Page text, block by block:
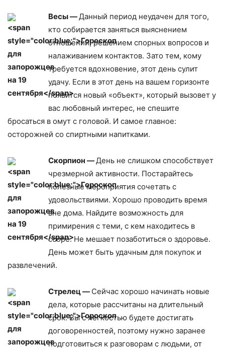
Весы —Данный период неудачен для того,
кто собирается заняться выяснением
отношений, решением спорных вопросов и
налаживанием контактов. Зато тем, кому
требуется вдохновение, этот день сулит
удачу. Если в этот день на вашем горизонте
появится новый «объект», который вызовет у
вас любовный интерес, не спешите
бросаться в омут с головой. И самое главное:
осторожней со спиртными напитками.
Скорпион —День не слишком способствует
чрезмерной активности. Постарайтесь
полезные мероприятия сочетать с
удовольствиями. Хорошо проводить время
вне дома. Найдите возможность для
примирения с теми, с кем находитесь в
ссоре. Не мешает позаботиться о здоровье.
День может быть удачным для покупок и
развлечений.
Стрелец — Сейчас хорошо начинать новые
дела, которые рассчитаны на длительный
срок. Вы с легкостью будете достигать
договоренностей, поэтому нужно заранее
подготовиться к разговорам с людьми, от